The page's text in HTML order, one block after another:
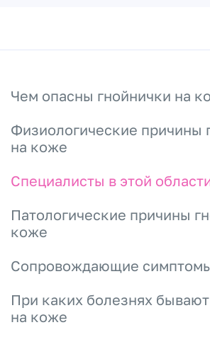
Чем опасны гнойнички на
Физиологические причины
на коже
Специалисты в этой
Патологические причины
коже
Сопровождающие
При каких болезнях
на коже